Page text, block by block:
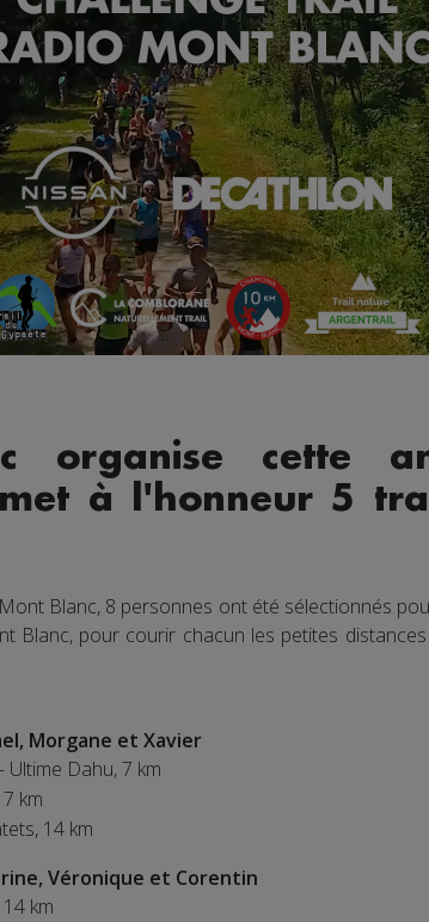
organise cette
à l'honneur 5
Blanc, 8 personnes ont été sélectionnés
Blanc, pour courir chacun les petites
Morgane et Xavier
- Ultime Dahu, 7 km
km
14 km
Véronique et Corentin
km